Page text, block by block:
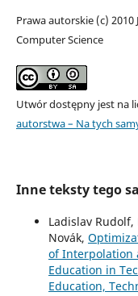
Prawa autorskie (c)
Computer Science
Utwór dostępny jest na
autorstwa – Na tych
Inne teksty tego
Ladislav Rudolf,
Novák,
of Interpolation
Education in
Education,